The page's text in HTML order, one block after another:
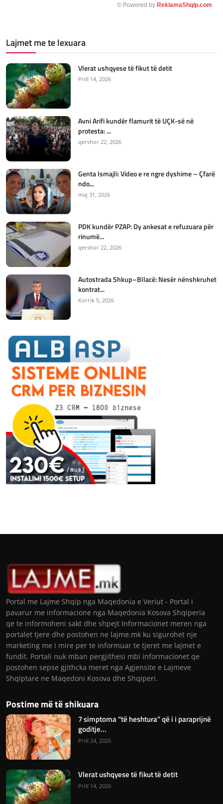
© Powered by ReklamaShqip.com
Lajmet me te lexuara
Vlerat ushqyese të fikut të detit
Prill 14, 2026
Avni Arifi kundër flamurit të UÇK-së në
protesta: ...
qershor 22, 2026
Genta Ismajli: Video e re ngre dyshime – Çfarë
ndo...
maj 31, 2026
PDK kundër PZAP: Dy ankesat e refuzuara për
rinumë...
qershor 22, 2026
Autostrada Shkup–Bllacë: Nesër nënshkruhet
kontrat...
Korrik 5, 2026
Portal me Lajme Shqip nga Maqedonia e Veriut - Portal i
pavarur me informacione nga Maqedonia Kosova Shqiperia
qe te informoheni sakt dhe shpejt Informacionet meren nga
portalet tjere dhe postohen ne lajme.mk ku sigurohet nje
marketing me i mire per te informuar te tjeret me lajmet e
fundit. Portali nuk mban pergjithesi mbi informacionet qe
postohen sepse gjithcka meret nga Agjensite e Lajmeve
Shqiptare ne Maqedoni Kosova dhe Shqiperi.
Postime më të shikuara
7 simptoma “të heshtura” që i i paraprijnë
goditje...
Prill 24, 2026
Vlerat ushqyese të fikut të detit
Prill 14, 2026